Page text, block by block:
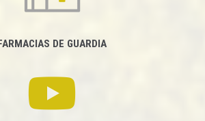
DE GUARDIA